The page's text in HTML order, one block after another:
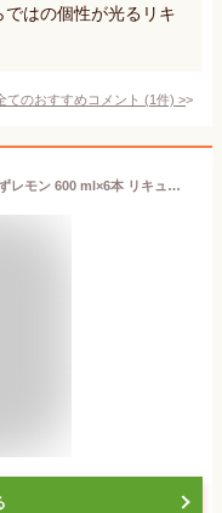
はの個性が光るリキ
てのおすすめコメント (1件) >
小正醸造（鹿児島） 小鶴サワー専用ゆずレモン 600 ml×6本 リキュール・スピリッツ【送料無料※一部地域は除く】